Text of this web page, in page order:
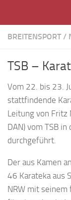
BREITENSPORT /
TSB –
Vom 22. bis 23.
stattfindende
Leitung von Fritz
DAN) vom TSB
durchgeführt.
Der aus Kamen
46 Karateka aus
NRW mit